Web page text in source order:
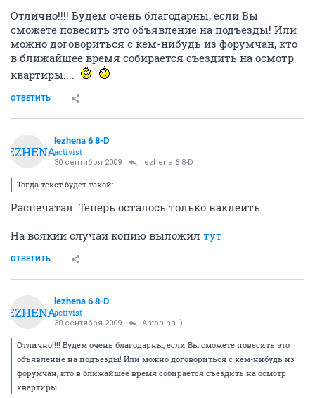
Отлично!!!! Будем очень благодарны, если Вы
сможете повесить это объявление на подъезды! Или
можно договориться с кем-нибудь из форумчан, кто
в ближайшее время собирается съездить на осмотр
квартиры....
ОТВЕТИТЬ
LEZHENA
lezhena 6 8-D
activist
30 сентября 2009 lezhena 6 8-D
Тогда текст будет такой:
Распечатал. Теперь осталось только наклеить.
На всякий случай копию выложил тут
ОТВЕТИТЬ
LEZHENA
lezhena 6 8-D
activist
30 сентября 2009 Antonina :)
Отлично!!!! Будем очень благодарны, если Вы сможете повесить это
объявление на подъезды! Или можно договориться с кем-нибудь из
форумчан, кто в ближайшее время собирается съездить на осмотр
квартиры....